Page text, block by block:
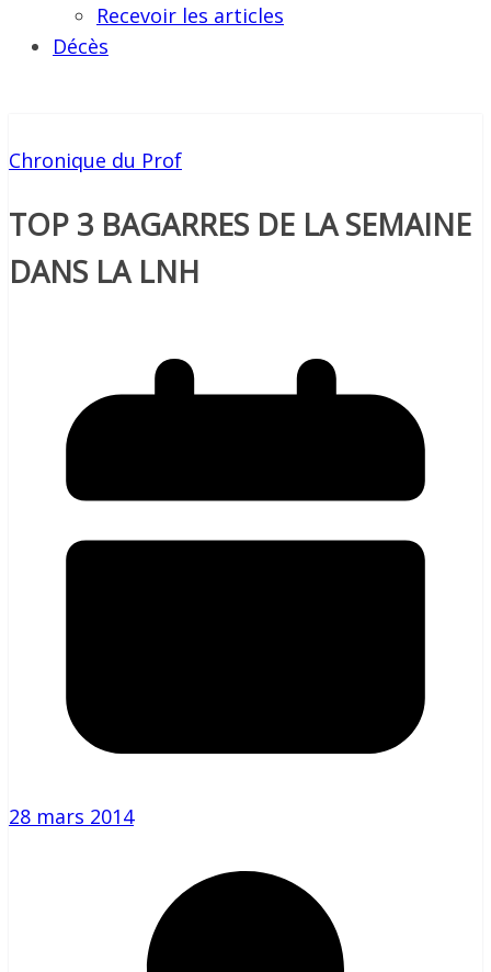
Recevoir les articles
Décès
Chronique du Prof
TOP 3 BAGARRES DE LA SEMAINE
DANS LA LNH
28 mars 2014